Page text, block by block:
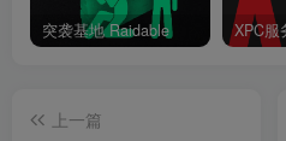
突袭基地 Raidable
上一篇